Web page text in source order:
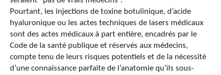
Pourtant, les injections de toxine botulinique, d’acide
hyaluronique ou les actes techniques de lasers médicaux
sont des actes médicaux à part entière, encadrés par le
Code de la santé publique et réservés aux médecins,
compte tenu de leurs risques potentiels et de la nécessité
d’une connaissance parfaite de l’anatomie qu’ils sous-